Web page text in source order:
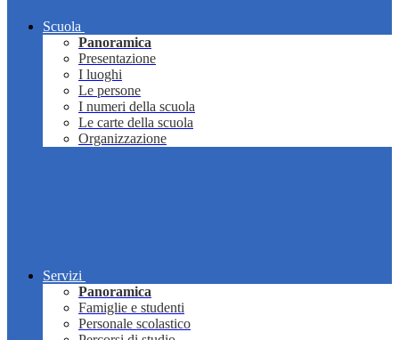
Scuola
Panoramica
Presentazione
I luoghi
Le persone
I numeri della scuola
Le carte della scuola
Organizzazione
Servizi
Panoramica
Famiglie e studenti
Personale scolastico